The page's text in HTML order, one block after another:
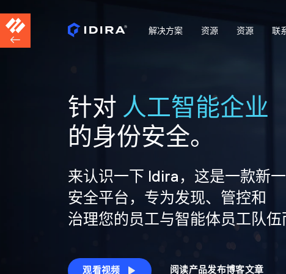
解决方案 资源 资源 联
针对 人工智能企业
的身份安全。
来认识一下 Idira，这是一款新
安全平台，专为发现、管控和
治理您的员工与智能体员工队伍
观看视频 阅读产品发布博客文章